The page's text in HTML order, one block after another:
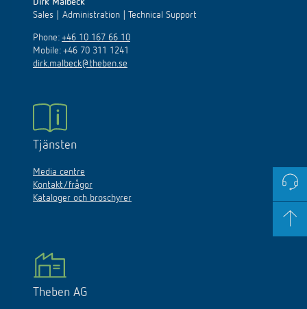
Dirk Malbeck
Sales | Administration | Technical Support
Phone: +46 10 167 66 10
Mobile: +46 70 311 1241
dirk.malbeck@theben.se
Tjänsten
Media centre
Kontakt/frågor
Kataloger och broschyrer
Theben AG